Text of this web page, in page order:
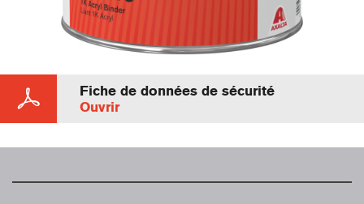
Fiche de données de sécurité
Ouvrir